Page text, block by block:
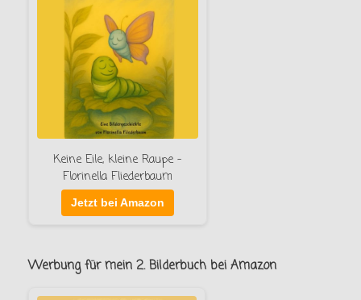
Keine Eile, kleine Raupe –
Florinella Fliederbaum
Jetzt bei Amazon
Werbung für mein 2. Bilderbuch bei Amazon